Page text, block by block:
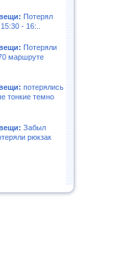
Потерял
- 16:..
Потеряли
маршруте
потерялись
тонкие темно
Забыл
рюкзак